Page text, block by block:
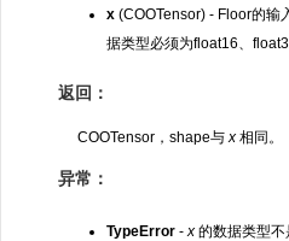
x (COOTensor) - Floor的输
据类型必须为float16、
返回：
COOTensor，shape与x 相同。
异常：
TypeError -x 的数据类型不